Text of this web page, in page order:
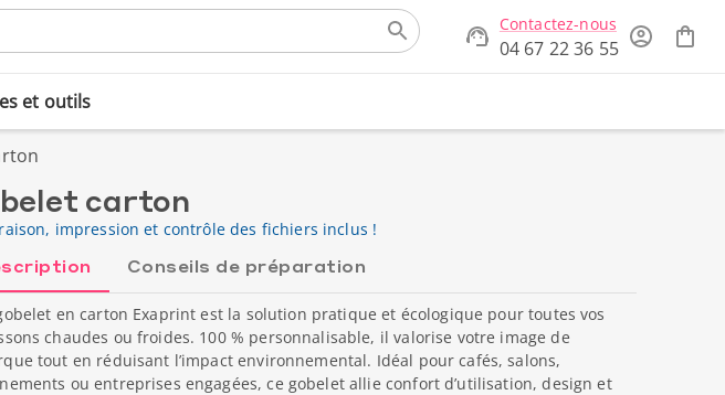
Contactez-nous
04 67 22 36 55
et outils
carton
impression et contrôle des fichiers inclus !
Conseils de préparation
en carton Exaprint est la solution pratique et écologique pour toutes vos
chaudes ou froides. 100 % personnalisable, il valorise votre image de
tout en réduisant l’impact environnemental. Idéal pour cafés, salons,
ou entreprises engagées, ce gobelet allie confort d’utilisation, design et